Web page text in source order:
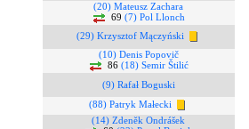
(20) Mateusz Zachara
69 (7) Pol Llonch
(29) Krzysztof Mączyński
(10) Denis Popovič
86 (18) Semir Štilić
(9) Rafał Boguski
(88) Patryk Małecki
(14) Zdeněk Ondrášek